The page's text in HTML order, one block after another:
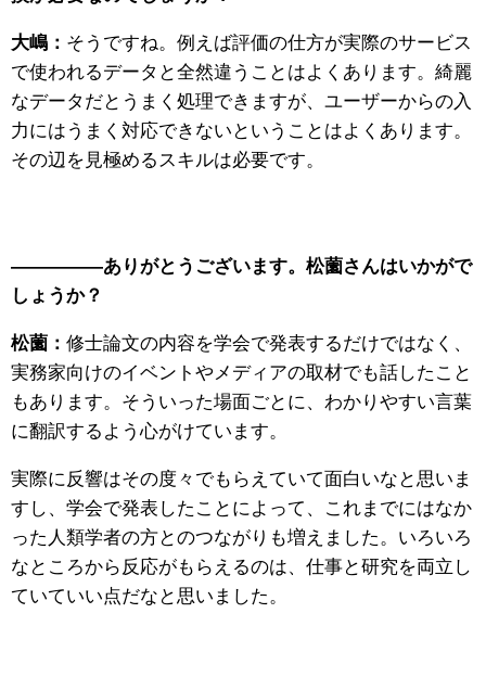
大嶋： そうですね。例えば評価の仕方が実際のサービス
で使われるデータと全然違うことはよくあります。綺麗
なデータだとうまく処理できますが、ユーザーからの入
力にはうまく対応できないということはよくあります。
その辺を見極めるスキルは必要です。
—————ありがとうございます。松薗さんはいかがで
しょうか？
松薗： 修士論文の内容を学会で発表するだけではなく、
実務家向けのイベントやメディアの取材でも話したこと
もあります。そういった場面ごとに、わかりやすい言葉
に翻訳するよう心がけています。
実際に反響はその度々でもらえていて面白いなと思いま
すし、学会で発表したことによって、これまでにはなか
った人類学者の方とのつながりも増えました。いろいろ
なところから反応がもらえるのは、仕事と研究を両立し
ていていい点だなと思いました。